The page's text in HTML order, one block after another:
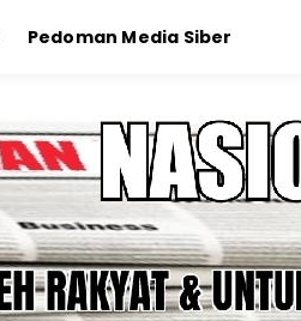
Pedoman Media Siber